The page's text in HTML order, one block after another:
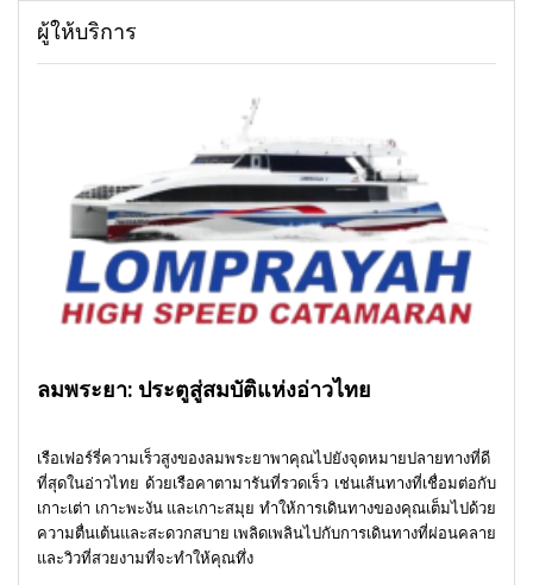
ผู้ให้บริการ
ลมพระยา: ประตูสู่สมบัติแห่งอ่าวไทย
เรือเฟอร์รี่ความเร็วสูงของลมพระยาพาคุณไปยังจุดหมายปลายทางที่ดี
ที่สุดในอ่าวไทย ด้วยเรือคาตามารันที่รวดเร็ว เช่นเส้นทางที่เชื่อมต่อกับ
เกาะเต่า เกาะพะงัน และเกาะสมุย ทำให้การเดินทางของคุณเต็มไปด้วย
ความตื่นเต้นและสะดวกสบาย เพลิดเพลินไปกับการเดินทางที่ผ่อนคลาย
และวิวที่สวยงามที่จะทำให้คุณทึ่ง